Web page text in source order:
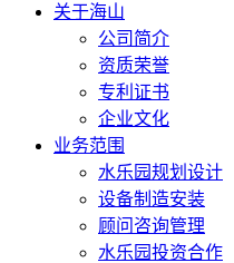
关于海山
公司简介
资质荣誉
专利证书
企业文化
业务范围
水乐园规划设计
设备制造安装
顾问咨询管理
水乐园投资合作